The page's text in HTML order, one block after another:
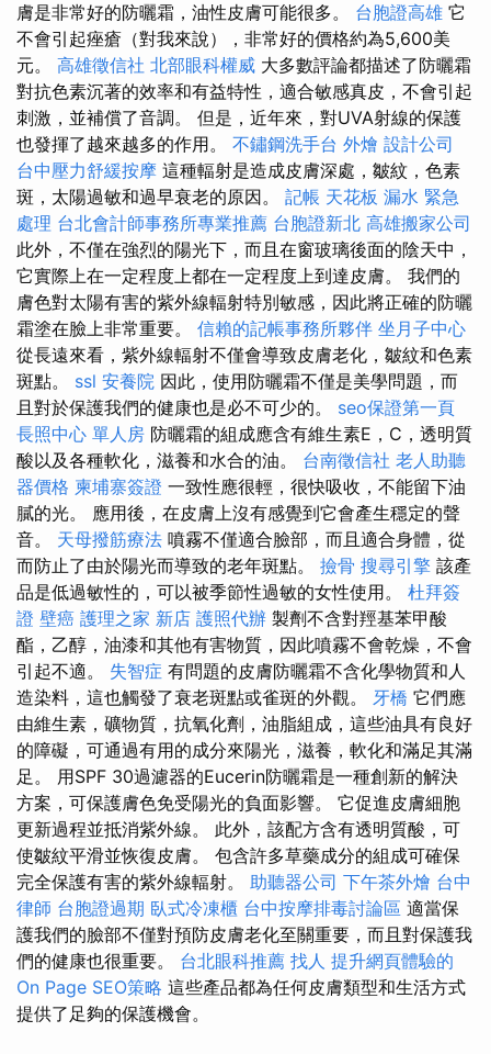
膚是非常好的防曬霜，油性皮膚可能很多。 台胞證高雄 它
不會引起痤瘡（對我來說），非常好的價格約為5,600美
元。 高雄徵信社 北部眼科權威 大多數評論都描述了防曬霜
對抗色素沉著的效率和有益特性，適合敏感真皮，不會引起
刺激，並補償了音調。 但是，近年來，對UVA射線的保護
也發揮了越來越多的作用。 不鏽鋼洗手台 外燴 設計公司
台中壓力舒緩按摩 這種輻射是造成皮膚深處，皺紋，色素
斑，太陽過敏和過早衰老的原因。 記帳 天花板 漏水 緊急
處理 台北會計師事務所專業推薦 台胞證新北 高雄搬家公司
此外，不僅在強烈的陽光下，而且在窗玻璃後面的陰天中，
它實際上在一定程度上都在一定程度上到達皮膚。 我們的
膚色對太陽有害的紫外線輻射特別敏感，因此將正確的防曬
霜塗在臉上非常重要。 信賴的記帳事務所夥伴 坐月子中心
從長遠來看，紫外線輻射不僅會導致皮膚老化，皺紋和色素
斑點。 ssl 安養院 因此，使用防曬霜不僅是美學問題，而
且對於保護我們的健康也是必不可少的。 seo保證第一頁
長照中心 單人房 防曬霜的組成應含有維生素E，C，透明質
酸以及各種軟化，滋養和水合的油。 台南徵信社 老人助聽
器價格 柬埔寨簽證 一致性應很輕，很快吸收，不能留下油
膩的光。 應用後，在皮膚上沒有感覺到它會產生穩定的聲
音。 天母撥筋療法 噴霧不僅適合臉部，而且適合身體，從
而防止了由於陽光而導致的老年斑點。 撿骨 搜尋引擎 該產
品是低過敏性的，可以被季節性過敏的女性使用。 杜拜簽
證 壁癌 護理之家 新店 護照代辦 製劑不含對羥基苯甲酸
酯，乙醇，油漆和其他有害物質，因此噴霧不會乾燥，不會
引起不適。 失智症 有問題的皮膚防曬霜不含化學物質和人
造染料，這也觸發了衰老斑點或雀斑的外觀。 牙橋 它們應
由維生素，礦物質，抗氧化劑，油脂組成，這些油具有良好
的障礙，可通過有用的成分來陽光，滋養，軟化和滿足其滿
足。 用SPF 30過濾器的Eucerin防曬霜是一種創新的解決
方案，可保護膚色免受陽光的負面影響。 它促進皮膚細胞
更新過程並抵消紫外線。 此外，該配方含有透明質酸，可
使皺紋平滑並恢復皮膚。 包含許多草藥成分的組成可確保
完全保護有害的紫外線輻射。 助聽器公司 下午茶外燴 台中
律師 台胞證過期 臥式冷凍櫃 台中按摩排毒討論區 適當保
護我們的臉部不僅對預防皮膚老化至關重要，而且對保護我
們的健康也很重要。 台北眼科推薦 找人 提升網頁體驗的
On Page SEO策略 這些產品都為任何皮膚類型和生活方式
提供了足夠的保護機會。